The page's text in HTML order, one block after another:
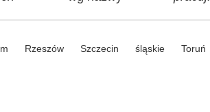
Rzeszów Szczecin śląskie Toruń